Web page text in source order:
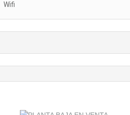
Wifi